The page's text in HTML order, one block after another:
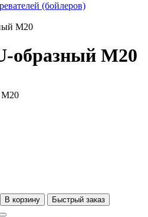
(бойлеров)
М20
образный М20
В корзину
Быстрый заказ